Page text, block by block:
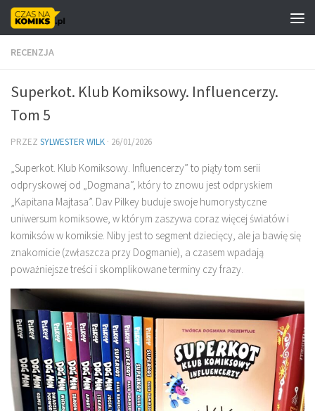
Skip to content
RECENZJA
Superkot. Klub Komiksowy. Influencerzy.
Tom 5
PRZEZ SYLWESTER WILK · 26/01/2026
„Superkot. Klub Komiksowy. Influencerzy” to piąty tom serii
odpryskowej od „Dogmana”, który to znowu jest odpryskiem
„Kapitana Majtasa”. Dav Pilkey buduje swoje humorystyczne
uniwersum komiksowe, w którym zaszywa coraz więcej światów i
komiksów w komiksie. Niby jest to segment dziecięcy, ale ja bawię się
znakomicie (zwłaszcza przy Dogmanie), a czasem wpadają
poważniejsze treści i skomplikowane terminy czy frazy.